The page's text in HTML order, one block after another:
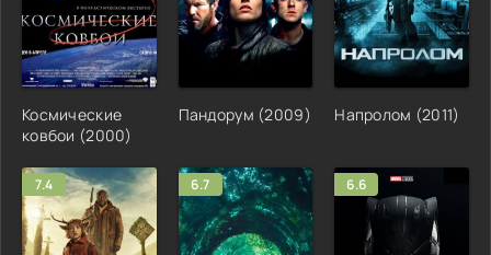
Космические
ковбои (2000)
Пандорум (2009) Напролом (2011)
7.4 6.7 6.6